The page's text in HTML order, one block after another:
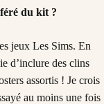
du kit ?
jeux Les Sims. En
d’inclure des clins
assortis ! Je crois
au moins une fois